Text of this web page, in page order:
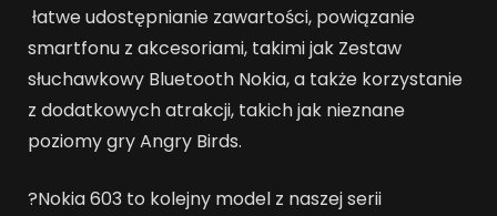
łatwe udostępnianie zawartości, powiązanie
smartfonu z akcesoriami, takimi jak Zestaw
słuchawkowy Bluetooth Nokia, a także korzystanie
z dodatkowych atrakcji, takich jak nieznane
poziomy gry Angry Birds.
?Nokia 603 to kolejny model z naszej serii